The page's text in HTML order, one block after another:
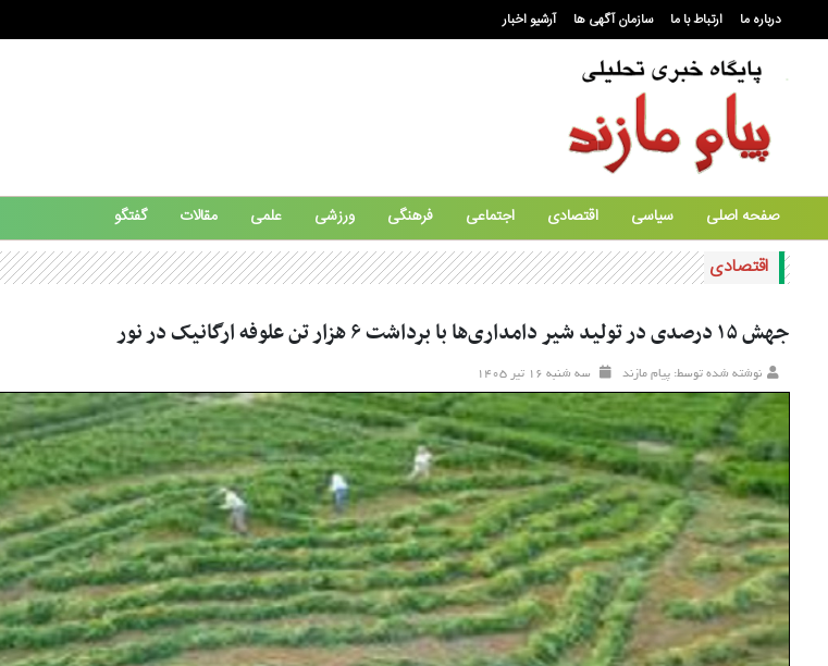
درباره ما ارتباط با ما سازمان آگهی ها آرشیو اخبار
صفحه اصلی سیاسی اقتصادی اجتماعی فرهنگی ورزشی علمی مقالات گفتگو
اقتصادی
جهش ۱۵ درصدی در تولید شیر دامداری‌ها با برداشت ۶ هزار تن علوفه ارگانیک در نور
نوشته شده توسط: پیام مازند سه شنبه ۱۶ تير ۱۴۰۵